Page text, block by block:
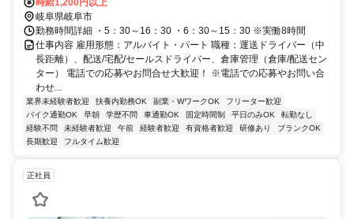
時給1,200円以上
岐阜県岐阜市
勤務時間詳細 ・5：30～16：30 ・6：30～15：30 ※実働8時間
仕事内容 雇用形態：アルバイト・パート 職種：運送ドライバー（中
長距離）、配送/宅配/セールスドライバー、倉庫管理（倉庫/配送セン
ター） 電話での応募やお問合せ大歓迎！ ※電話での応募やお問い合
わせ...
業界未経験者歓迎 扶養内勤務OK 副業・WワークOK
フリーター歓迎
バイク通勤OK
早朝 学歴不問 車通勤OK 固定時間制 平日のみOK
転勤なし
経験不問
未経験者歓迎 午前 経験者歓迎 有資格者歓迎 研修あり
ブランクOK
長期歓迎
フルタイム歓迎
正社員